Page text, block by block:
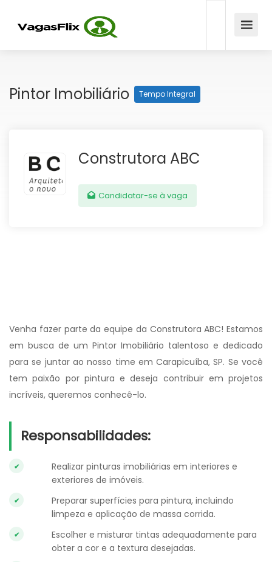
Pintor Imobiliário Tempo Integral
Construtora ABC
Candidatar-se à vaga
Venha fazer parte da equipe da Construtora ABC! Estamos
em busca de um Pintor Imobiliário talentoso e dedicado
para se juntar ao nosso time em Carapicuíba, SP. Se você
tem paixão por pintura e deseja contribuir em projetos
incríveis, queremos conhecê-lo.
Responsabilidades:
Realizar pinturas imobiliárias em interiores e
exteriores de imóveis.
Preparar superfícies para pintura, incluindo
limpeza e aplicação de massa corrida.
Escolher e misturar tintas adequadamente para
obter a cor e a textura desejadas.